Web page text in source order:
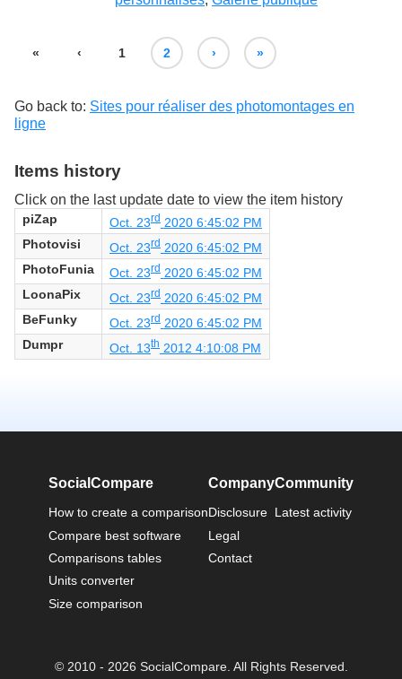
« ‹ 1 2 › »
Go back to: Sites pour réaliser des photomontages en
ligne
Items history
Click on the last update date to view the item history
piZap Oct. 23rd 2020 6:45:02 PM
Photovisi
Oct. 23rd 2020 6:45:02 PM
PhotoFunia
Oct. 23rd 2020 6:45:02 PM
LoonaPix
Oct. 23rd 2020 6:45:02 PM
BeFunky
Oct. 23rd 2020 6:45:02 PM
Dumpr
Oct. 13th 2012 4:10:08 PM
SocialCompare
How to create a comparison
Compare best software
Comparisons tables
Units converter
Size comparison
Company
Disclosure
Legal
Contact
Community
Latest activity
© 2010 - 2026 SocialCompare. All Rights Reserved.